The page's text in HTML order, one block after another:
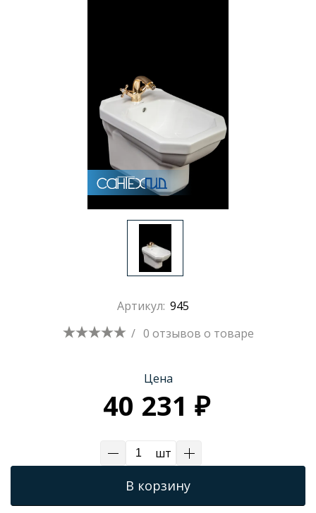
Артикул: 945
/ 0 отзывов о товаре
Цена
40 231 ₽
шт
В корзину